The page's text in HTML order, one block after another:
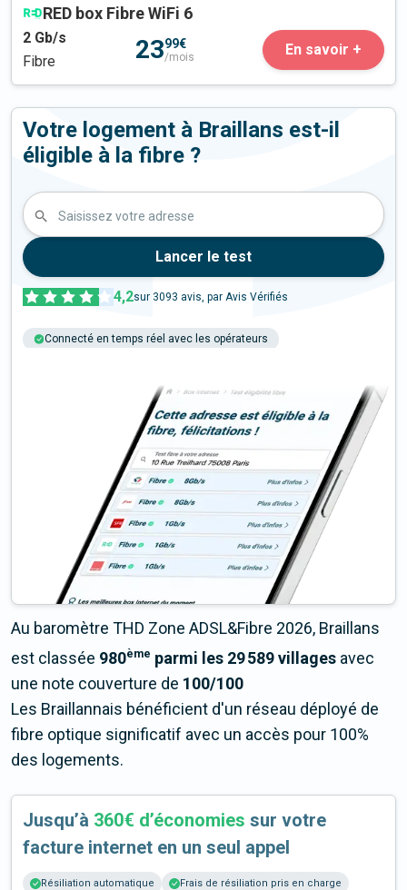
RED box Fibre WiFi 6
2 Gb/s
Fibre
2399€
/mois En savoir +
Votre logement à Braillans est-il
éligible à la fibre ?
Saisissez votre adresse
Lancer le test
4,2sur 3093 avis, par Avis Vérifiés
Connecté en temps réel avec les opérateurs
Au baromètre THD Zone ADSL&Fibre 2026, Braillans
est classée 980ème parmi les 29 589 villages avec
une note couverture de 100/100
Les Braillannais bénéficient d'un réseau déployé de
fibre optique significatif avec un accès pour 100%
des logements.
Jusqu’à 360€ d’économies sur votre
facture internet en un seul appel
Résiliation automatique
Frais de résiliation pris en charge